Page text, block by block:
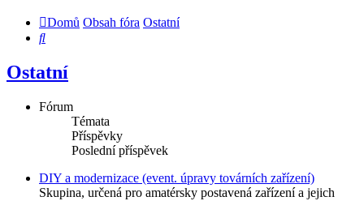
Domů Obsah fóra Ostatní
Hledat
Ostatní
Fórum
Témata
Příspěvky
Poslední příspěvek
DIY a modernizace (event. úpravy továrních zařízení)
Skupina, určená pro amatérsky postavená zařízení a jejich